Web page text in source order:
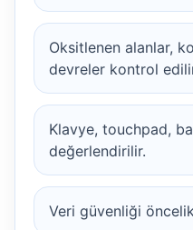
Oksitlenen alanlar,
devreler kontrol
Klavye, touchpad,
değerlendirilir.
Veri güvenliği